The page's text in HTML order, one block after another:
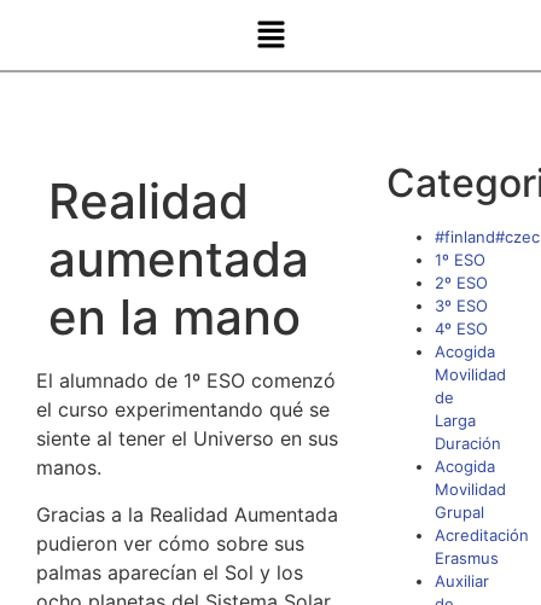
Realidad
aumentada
en la mano
El alumnado de 1º ESO comenzó
el curso experimentando qué se
siente al tener el Universo en sus
manos.
Gracias a la Realidad Aumentada
pudieron ver cómo sobre sus
palmas aparecían el Sol y los
1º ESO
2º ESO
3º ESO
4º ESO
Acogida
Movilidad
de
Larga
Duración
Acogida
Movilidad
Grupal
Acreditación
Erasmus
Auxiliar